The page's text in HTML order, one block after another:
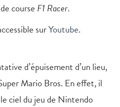
course F1 Racer.
surYoutube.
d’épuisement d’un lieu,
Mario Bros. En effet, il
ciel du jeu de Nintendo